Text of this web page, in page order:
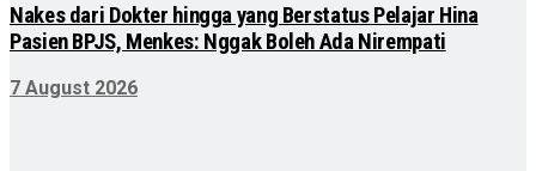
Nakes dari Dokter hingga yang Berstatus Pelajar Hina
Pasien BPJS, Menkes: Nggak Boleh Ada Nirempati
7 August 2026